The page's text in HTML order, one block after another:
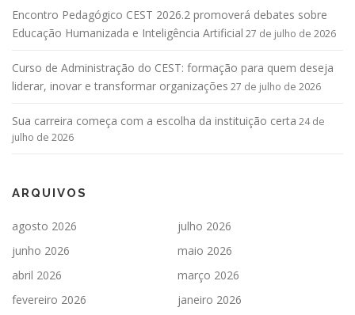
Encontro Pedagógico CEST 2026.2 promoverá debates sobre
Educação Humanizada e Inteligência Artificial 27 de julho de 2026
Curso de Administração do CEST: formação para quem deseja
liderar, inovar e transformar organizações 27 de julho de 2026
Sua carreira começa com a escolha da instituição certa 24 de
julho de 2026
ARQUIVOS
agosto 2026
julho 2026
junho 2026
maio 2026
abril 2026
março 2026
fevereiro 2026
janeiro 2026